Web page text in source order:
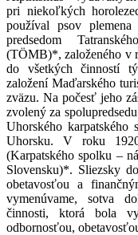
pri niekoľkých
používal psov
predsedom
(TÖMB)*, založeného v
do všetkých činností
založení Maďarského
zväzu. Na počesť jeho
zvolený za
Uhorského karpatského
Uhorsku. V roku 1920
(Karpatského spolku –
Slovensku)*. Sliezsky
obetavosťou a
vymenúvame, sotva
činnosti, ktorá bola
odbornosťou,